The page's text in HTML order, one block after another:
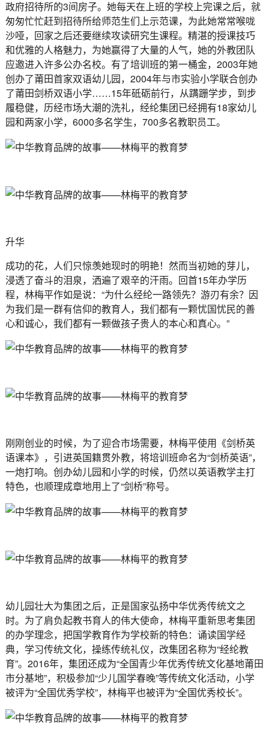
政府招待所的3间房子。她每天在上班的学校上完课之后，就
匆匆忙忙赶到招待所给师范生们上示范课，为此她常常喉咙
沙哑，回家之后还要继续攻读研究生课程。精湛的授课技巧
和优雅的人格魅力，为她赢得了大量的人气，她的外教团队
应邀进入许多公办名校。有了培训班的第一桶金，2003年她
创办了莆田首家双语幼儿园，2004年与市实验小学联合创办
了莆田剑桥双语小学……15年砥砺前行，从蹒跚学步，到步
履稳健，历经市场大潮的洗礼，经纶集团已经拥有18家幼儿
园和两家小学，6000多名学生，700多名教职员工。
升华
成功的花，人们只惊羡她现时的明艳！然而当初她的芽儿，
浸透了奋斗的泪泉，洒遍了艰辛的汗雨。回首15年办学历
程，林梅平作如是说：“为什么经纶一路领先？游刃有余？因
为我们是一群有信仰的教育人，我们都有一颗忧国忧民的善
心和诚心，我们都有一颗做孩子贵人的本心和真心。”
刚刚创业的时候，为了迎合市场需要，林梅平使用《剑桥英
语课本》，引进英国籍贯外教，将培训班命名为“剑桥英语”，
一炮打响。创办幼儿园和小学的时候，仍然以英语教学主打
特色，也顺理成章地用上了“剑桥”称号。
幼儿园壮大为集团之后，正是国家弘扬中华优秀传统文之
时。为了肩负起教书育人的伟大使命，林梅平重新思考集团
的办学理念，把国学教育作为学校新的特色：诵读国学经
典，学习传统文化，操练传统礼仪，改集团名称为“经纶教
育”。2016年，集团还成为“全国青少年优秀传统文化基地莆田
市分基地”，积极参加“少儿国学春晚”等传统文化活动，小学
被评为“全国优秀学校”，林梅平也被评为“全国优秀校长”。